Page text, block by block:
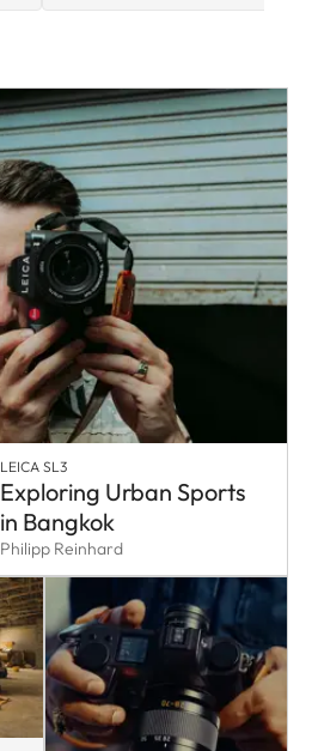
LEICA SL3
Exploring Urban Sports
in Bangkok
Philipp Reinhard